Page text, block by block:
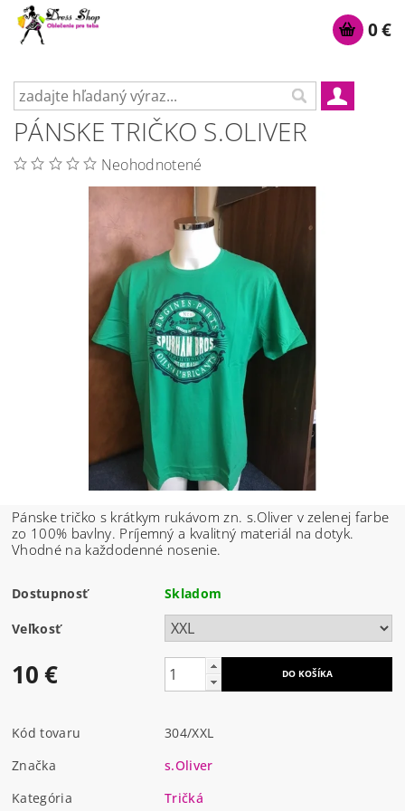
0 €
PÁNSKE TRIČKO S.OLIVER
Neohodnotené
Pánske tričko s krátkym rukávom zn. s.Oliver v zelenej farbe
zo 100% bavlny. Príjemný a kvalitný materiál na dotyk.
Vhodné na každodenné nosenie.
Dostupnosť Skladom
Veľkosť
10 €
Kód tovaru
304/XXL
Značka
s.Oliver
Kategória
Tričká